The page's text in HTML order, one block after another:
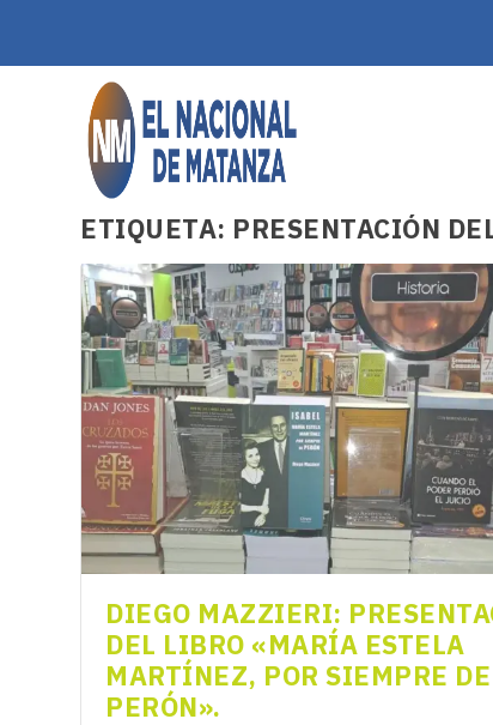
ETIQUETA: PRESENTACIÓN
DIEGO MAZZIERI:
DEL LIBRO «MARÍA ESTELA
MARTÍNEZ, POR SIEMPRE DE
PERÓN».